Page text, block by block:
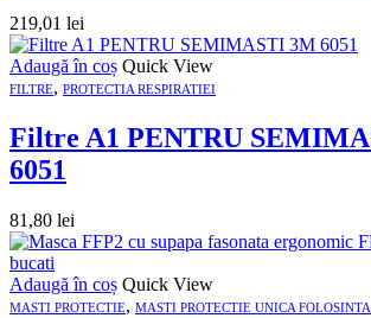
219,01 lei
Adaugă în coș Quick View
FILTRE, PROTECTIA RESPIRATIEI
Filtre A1 PENTRU
6051
81,80 lei
Adaugă în coș Quick View
MASTI PROTECTIE, MASTI PROTECTIE UNICA FOLOSINTA